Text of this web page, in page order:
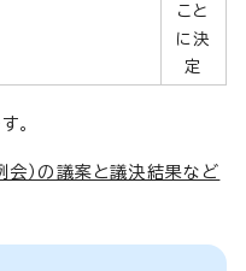
こと
に決
定
。
）の議案と議決結果など